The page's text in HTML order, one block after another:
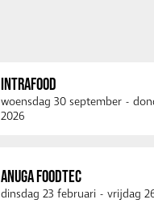
INTRAFOOD
woensdag 30 september -
2026
ANUGA FOODTEC
dinsdag 23 februari - vrijdag